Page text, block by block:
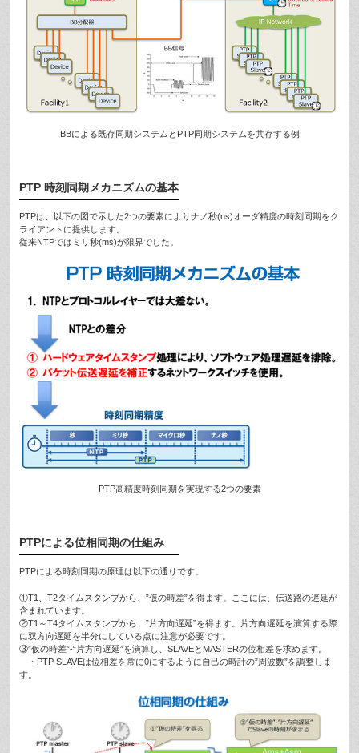
BBによる既存同期システムとPTP同期システムを共存する例
PTP 時刻同期メカニズムの基本
PTPは、以下の図で示した2つの要素によりナノ秒(ns)オーダ精度の時刻同期をク
ライアントに提供します。
従来NTPではミリ秒(ms)が限界でした。
PTP高精度時刻同期を実現する2つの要素
PTPによる位相同期の仕組み
PTPによる時刻同期の原理は以下の通りです。
①T1、T2タイムスタンプから、”仮の時差”を得ます。ここには、伝送路の遅延が
含まれています。
②T1～T4タイムスタンプから、”片方向遅延”を得ます。片方向遅延を演算する際
に双方向遅延を半分にしている点に注意が必要です。
③”仮の時差”-“片方向遅延”を演算し、SLAVEとMASTERの位相差を求めます。
・PTP SLAVEは位相差を常に0にするように自己の時計の”周波数”を調整しま
す。